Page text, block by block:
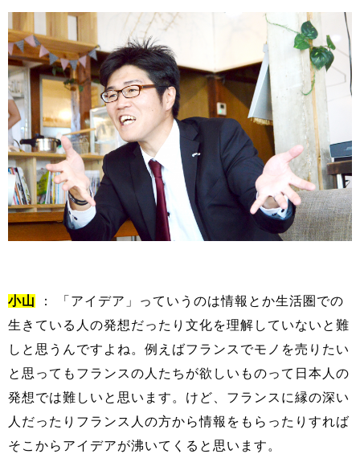
小山
： 「アイデア」っていうのは情報とか生活圏での
生きている人の発想だったり文化を理解していないと難
しと思うんですよね。例えばフランスでモノを売りたい
と思ってもフランスの人たちが欲しいものって日本人の
発想では難しいと思います。けど、フランスに縁の深い
人だったりフランス人の方から情報をもらったりすれば
そこからアイデアが沸いてくると思います。